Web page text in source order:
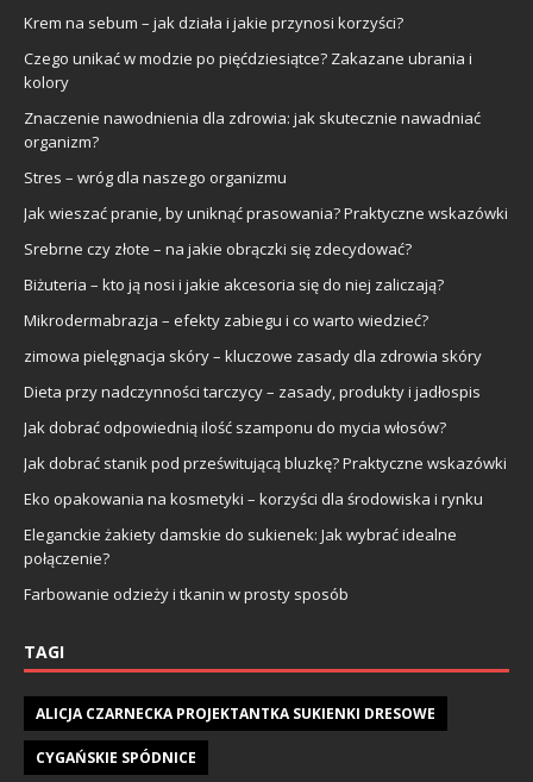
Krem na sebum – jak działa i jakie przynosi korzyści?
Czego unikać w modzie po pięćdziesiątce? Zakazane ubrania i
kolory
Znaczenie nawodnienia dla zdrowia: jak skutecznie nawadniać
organizm?
Stres – wróg dla naszego organizmu
Jak wieszać pranie, by uniknąć prasowania? Praktyczne wskazówki
Srebrne czy złote – na jakie obrączki się zdecydować?
Biżuteria – kto ją nosi i jakie akcesoria się do niej zaliczają?
Mikrodermabrazja – efekty zabiegu i co warto wiedzieć?
zimowa pielęgnacja skóry – kluczowe zasady dla zdrowia skóry
Dieta przy nadczynności tarczycy – zasady, produkty i jadłospis
Jak dobrać odpowiednią ilość szamponu do mycia włosów?
Jak dobrać stanik pod prześwitującą bluzkę? Praktyczne wskazówki
Eko opakowania na kosmetyki – korzyści dla środowiska i rynku
Eleganckie żakiety damskie do sukienek: Jak wybrać idealne
połączenie?
Farbowanie odzieży i tkanin w prosty sposób
TAGI
ALICJA CZARNECKA PROJEKTANTKA SUKIENKI DRESOWE
CYGAŃSKIE SPÓDNICE